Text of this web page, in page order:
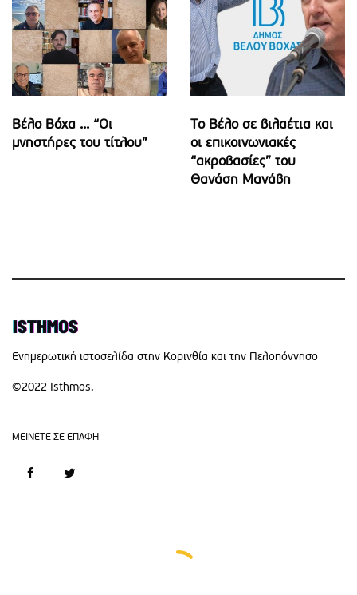
Βέλο Βόχα ... “Οι
μνηστήρες του τίτλου”
Το Βέλο σε βιλαέτια και
οι επικοινωνιακές
“ακροβασίες” του
Θανάση Μανάβη
Eνημερωτική ιστοσελίδα στην Κορινθία και την Πελοπόννησο
©2022 Isthmos.
MEINETE ΣΕ ΕΠΑΦΗ